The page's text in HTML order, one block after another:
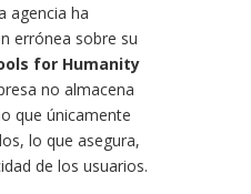
agencia ha
errónea sobre su
for Humanity
no almacena
que únicamente
lo que asegura,
de los usuarios.